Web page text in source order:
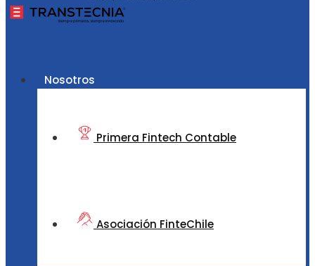
Nosotros
Primera Fintech Contable
Asociación FinteChile